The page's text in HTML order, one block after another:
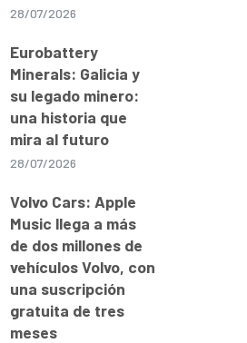
28/07/2026
Eurobattery
Minerals: Galicia y
su legado minero:
una historia que
mira al futuro
28/07/2026
Volvo Cars: Apple
Music llega a más
de dos millones de
vehículos Volvo, con
una suscripción
gratuita de tres
meses